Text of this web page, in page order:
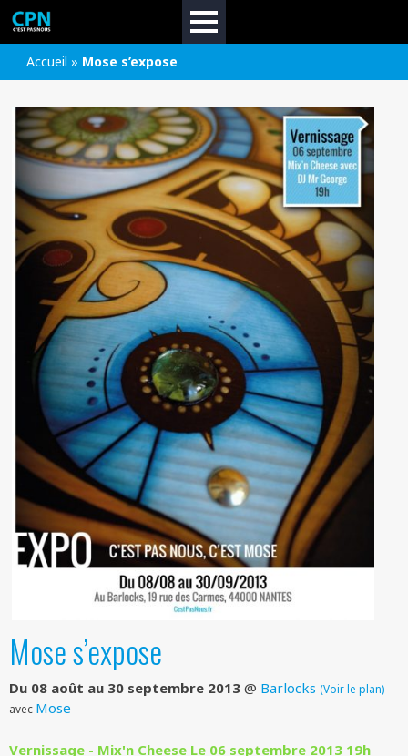
Accueil » Mose s’expose
Mose s’expose
Du 08 août au 30 septembre 2013 @ Barlocks (Voir le plan)
avec Mose
Vernissage - Mix'n Cheese Le 06 septembre 2013 19h